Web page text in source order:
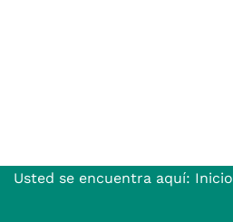
Usted se encuentra aquí: Inicio